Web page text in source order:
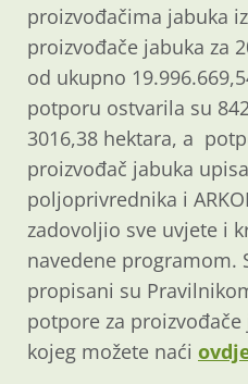
proizvođačima jabuka
proizvođače jabuka za
od ukupno
potporu ostvarila su
3016,38 hektara, a
proizvođač jabuka
poljoprivrednika i
zadovoljio sve uvjete i
navedene programom.
propisani su
potpore za
kojeg možete naći